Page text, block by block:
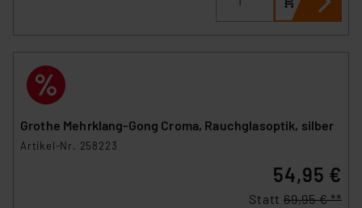
Grothe Mehrklang-Gong Croma, Rauchglasoptik, silber
Artikel-Nr. 258223
54,95 €
Statt 69,95 € **